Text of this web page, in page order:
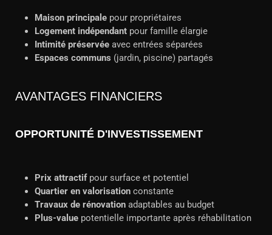
Maison principale pour propriétaires
Logement indépendant pour famille élargie
Intimité préservée avec entrées séparées
Espaces communs (jardin, piscine) partagés
AVANTAGES FINANCIERS
OPPORTUNITÉ D'INVESTISSEMENT
Prix attractifpour surface et potentiel
Quartier en valorisation constante
Travaux de rénovation adaptables au budget
Plus-value potentielle importante après réhabilitation